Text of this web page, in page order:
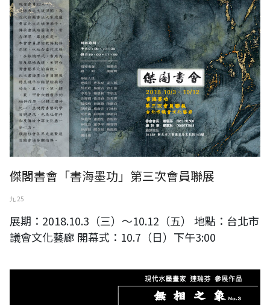
傑閣書會「書海墨功」第三次會員聯展
九 25
展期：2018.10.3（三）～10.12（五） 地點：台北市
議會文化藝廊 開幕式：10.7（日）下午3:00